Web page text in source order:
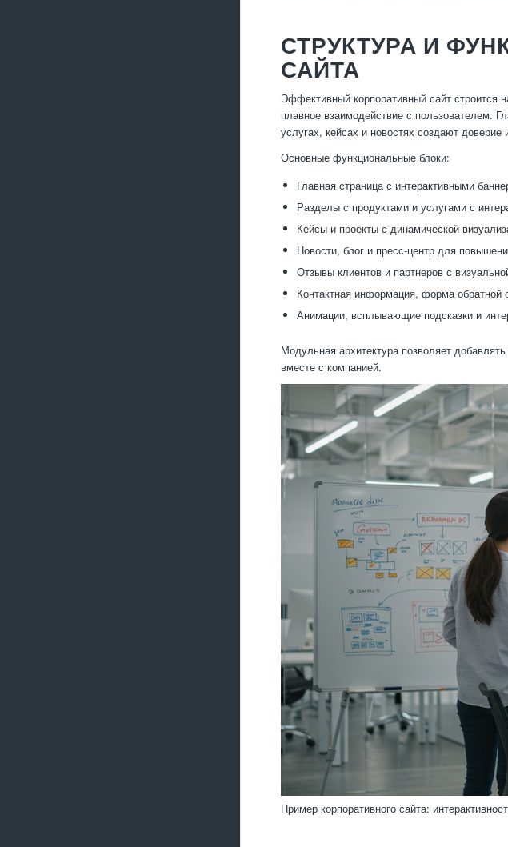
СТРУКТУРА И
САЙТА
Эффективный корпоративный сайт строится
плавное взаимодействие с пользователем.
услугах, кейсах и новостях создают
Основные функциональные блоки:
Главная страница с интерактивными
Разделы с продуктами и услугами с
Кейсы и проекты с динамической
Новости, блог и пресс-центр для
Отзывы клиентов и партнеров с
Контактная информация, форма обратной
Анимации, всплывающие подсказки и
Модульная архитектура позволяет
вместе с компанией.
Пример корпоративного сайта: